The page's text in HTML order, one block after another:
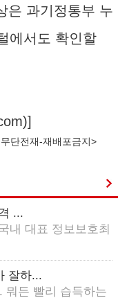
은 과기정통부 누
에서도 확인할
)]
단전재-재배포금지>
...
내 대표 정보보호최
잘하...
뭐든 빨리 습득하는